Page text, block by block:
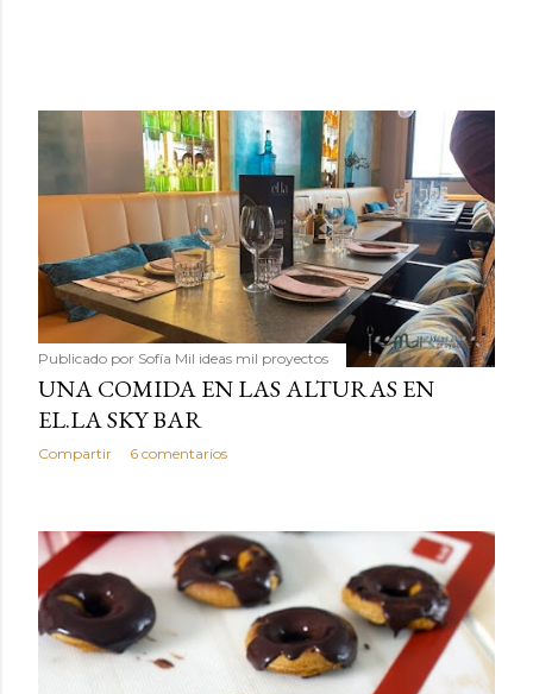
Publicado por Sofía Mil ideas mil proyectos
UNA COMIDA EN LAS ALTURAS EN
EL.LA SKY BAR
Compartir 6 comentarios